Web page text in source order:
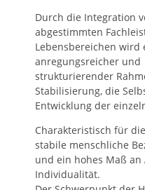
Durch die Integration
abgestimmten
Lebensbereichen wird
anregungsreicher und
strukturierender
Stabilisierung, die
Entwicklung der
Charakteristisch für
stabile menschliche
und ein hohes Maß
Individualität.